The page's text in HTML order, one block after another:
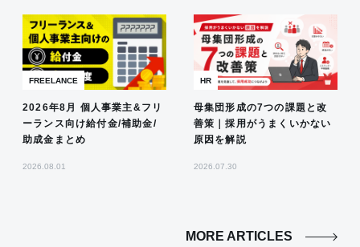
FREELANCE
2026年8月 個人事業主&フリ
ーランス向け給付金/補助金/
助成金まとめ
2026.08.01
HR
母集団形成の7つの課題と改
善策｜採用がうまくいかない
原因を解説
2026.07.30
MORE ARTICLES